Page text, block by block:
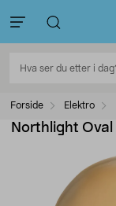
Forside Elektro
Northlight